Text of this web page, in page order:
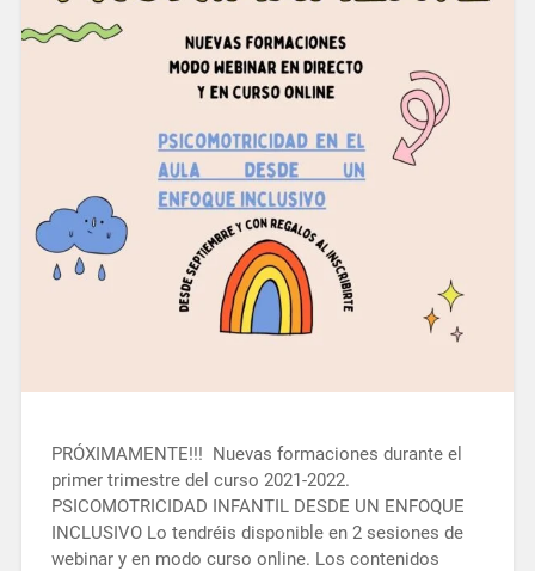
PRÓXIMAMENTE!!! Nuevas formaciones durante el
primer trimestre del curso 2021-2022.
PSICOMOTRICIDAD INFANTIL DESDE UN ENFOQUE
INCLUSIVO Lo tendréis disponible en 2 sesiones de
webinar y en modo curso online. Los contenidos